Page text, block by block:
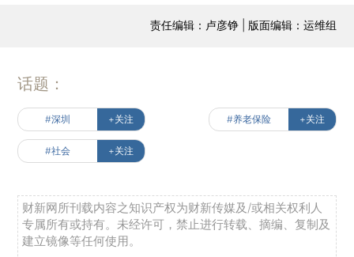
责任编辑：卢彦铮 | 版面编辑：运维组
话题：
#深圳 +关注 #养老保险 +关注
#社会 +关注
财新网所刊载内容之知识产权为财新传媒及/或相关权利人
专属所有或持有。未经许可，禁止进行转载、摘编、复制及
建立镜像等任何使用。